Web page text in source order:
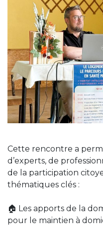
Cette rencontre a
d’experts, de
de la participation
thématiques clés :
🏠 Les apports de la
pour le maintien à